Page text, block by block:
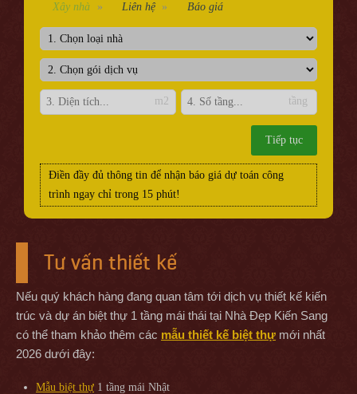
Xây nhà Liên hệ Báo giá
m2 tầng
Tiếp tục
Điền đầy đủ thông tin để nhận báo giá dự toán công
trình ngay chỉ trong 15 phút!
Tư vấn thiết kế
Nếu quý khách hàng đang quan tâm tới dịch vụ thiết kế kiến
trúc và dự án biệt thự 1 tầng mái thái tại Nhà Đẹp Kiến Sang
có thể tham khảo thêm các mẫu thiết kế biệt thự mới nhất
2026 dưới đây:
Mẫu biệt thự 1 tầng mái Nhật